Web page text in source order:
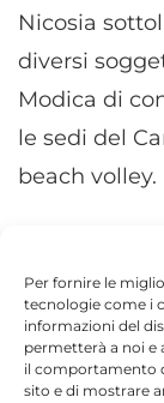
Per fornire le
tecnologie come i
informazioni del
permetterà a noi e
il comportamento
sito e di mostrare
Nicosia
diversi
Modica di
le sedi del
beach volley.
l’attenzione
migliori
del